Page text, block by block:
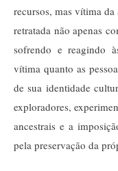
recursos, mas vítima
retratada não apenas
sofrendo e reagindo
vítima quanto as
de sua identidade
exploradores,
ancestrais e a
pela preservação da